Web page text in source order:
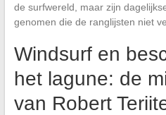
de surfwereld, maar zijn
genomen die de ranglijsten niet
Windsurf en
het lagune: de
van Robert